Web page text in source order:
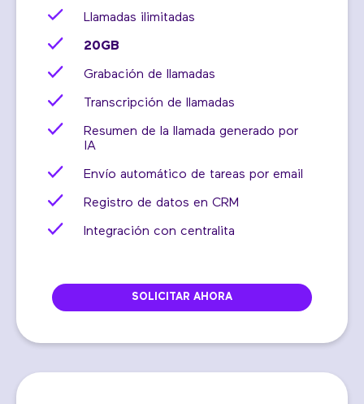
Llamadas ilimitadas
20GB
Grabación de llamadas
Transcripción de llamadas
Resumen de la llamada generado por
IA
Envío automático de tareas por email
Registro de datos en CRM
Integración con centralita
SOLICITAR AHORA